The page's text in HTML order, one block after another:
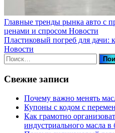
Главные тренды рынка авто с
ценами и спросом Новости
Пластиковый погреб для дачи:
Новости
Найти:
Свежие записи
Почему важно менять
Купоны c кодом с
Как грамотно
индустриального масла